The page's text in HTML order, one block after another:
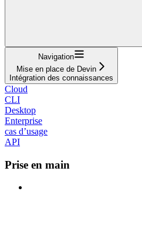
Navigation
Mise en place de Devin
Intégration des connaissances
Cloud
CLI
Desktop
Enterprise
cas d’usage
API
Prise en main